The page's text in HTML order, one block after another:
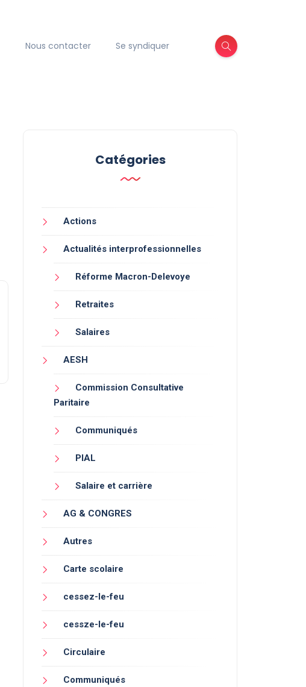
Nous contacter Se syndiquer
Catégories
Actions
Actualités interprofessionnelles
Réforme Macron-Delevoye
Retraites
Salaires
AESH
Commission Consultative
Paritaire
Communiqués
PIAL
Salaire et carrière
AG & CONGRES
Autres
Carte scolaire
cessez-le-feu
cessze-le-feu
Circulaire
Communiqués